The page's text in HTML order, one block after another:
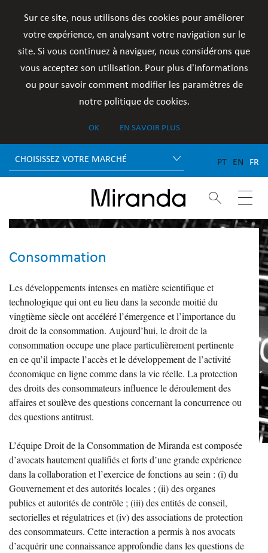
Sur ce site, nous utilisons des cookies pour améliorer
votre expérience, en analysant votre navigation sur le
site. Si vous continuez à naviguer, nous considérons que
vous acceptez son utilisation. Pour plus d'informations
ou pour savoir comment modifier les paramètres de
notre politique de cookies.
OK EN SAVOIR PLUS
CHOISISSEZ VOTRE MARCHÉ PT EN FR
 
Consommation
Les développements intenses en matière scientifique et
technologique qui ont eu lieu dans la seconde moitié du
vingtième siècle ont accéléré l’émergence et l’importance du
droit de la consommation. Aujourd’hui, le droit de la
consommation occupe une place particulièrement pertinente
en ce qu’il impacte l’accès et le développement de l’activité
économique en ligne comme dans la vie réelle. La protection
des droits des consommateurs influence le déroulement des
affaires et soulève des questions concernant la concurrence ou
des questions antitrust.
L’équipe Droit de la Consommation de Miranda est composée
d’avocats hautement qualifiés et forts d’une grande expérience
dans la collaboration et l’exercice de fonctions au sein : (i) du
Gouvernement et des autorités locales ; (ii) des organes
publics et autorités de contrôle ; (iii) des entités de conseil,
sectorielles et régulatrices et (iv) des associations de protection
des consommateurs. Cette interaction a permis à nos avocats
d’acquérir une connaissance approfondie dans les questions de